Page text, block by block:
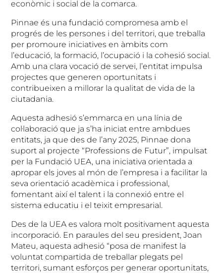
econòmic i social de la comarca.
Pinnae és una fundació compromesa amb el
progrés de les persones i del territori, que treballa
per promoure iniciatives en àmbits com
l’educació, la formació, l’ocupació i la cohesió social.
Amb una clara vocació de servei, l’entitat impulsa
projectes que generen oportunitats i
contribueixen a millorar la qualitat de vida de la
ciutadania.
Aquesta adhesió s’emmarca en una línia de
col·laboració que ja s’ha iniciat entre ambdues
entitats, ja que des de l’any 2025, Pinnae dona
suport al projecte “Professions de Futur”, impulsat
per la Fundació UEA, una iniciativa orientada a
apropar els joves al món de l’empresa i a facilitar la
seva orientació acadèmica i professional,
fomentant així el talent i la connexió entre el
sistema educatiu i el teixit empresarial.
Des de la UEA es valora molt positivament aquesta
incorporació. En paraules del seu president, Joan
Mateu, aquesta adhesió “posa de manifest la
voluntat compartida de treballar plegats pel
territori, sumant esforços per generar oportunitats,